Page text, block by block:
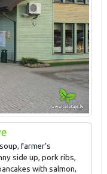
farmer’s
side up, pork ribs,
with salmon,